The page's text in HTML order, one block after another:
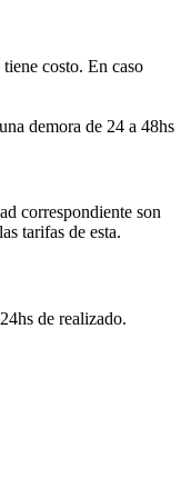
costo. En caso
demora de 24 a 48hs
correspondiente son
tarifas de esta.
de realizado.